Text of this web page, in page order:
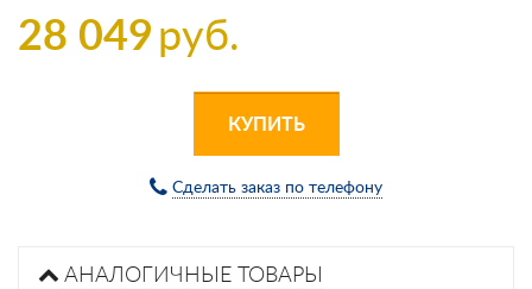
28 049руб.
КУПИТЬ
Сделать заказ по телефону
АНАЛОГИЧНЫЕ ТОВАРЫ